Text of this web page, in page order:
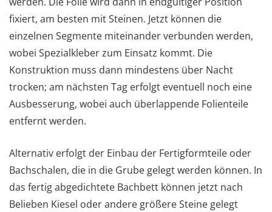
fixiert, am besten mit Steinen. Jetzt können die
einzelnen Segmente miteinander verbunden werden,
wobei Spezialkleber zum Einsatz kommt. Die
Konstruktion muss dann mindestens über Nacht
trocken; am nächsten Tag erfolgt eventuell noch eine
Ausbesserung, wobei auch überlappende Folienteile
entfernt werden.
Alternativ erfolgt der Einbau der Fertigformteile oder
Bachschalen, die in die Grube gelegt werden können. In
das fertig abgedichtete Bachbett können jetzt nach
Belieben Kiesel oder andere größere Steine gelegt